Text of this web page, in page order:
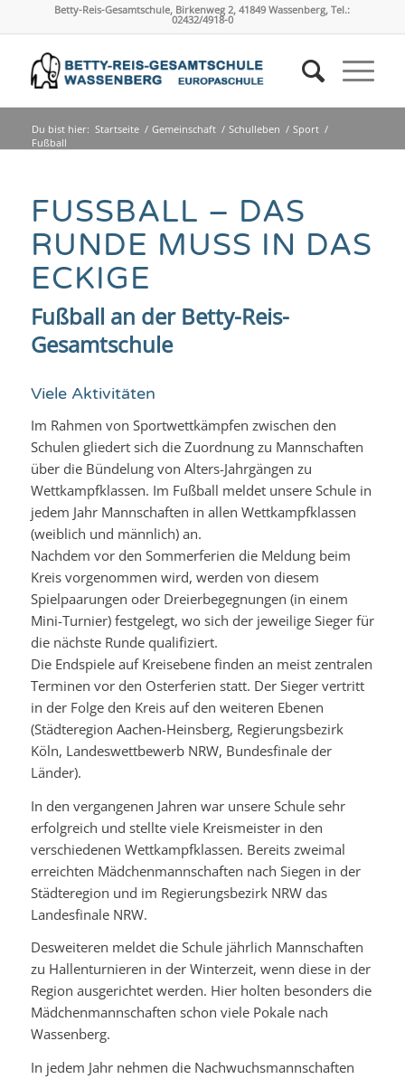
Betty-Reis-Gesamtschule, Birkenweg 2, 41849 Wassenberg, Tel.:
02432/4918-0
Du bist hier: Startseite / Gemeinschaft / Schulleben / Sport /
Fußball
FUSSBALL – DAS R
UNDE MUSS IN DAS E
CKIGE
Fußball an der Betty-Reis-
Gesamtschule
Viele Aktivitäten
Im Rahmen von Sportwettkämpfen zwischen den
Schulen gliedert sich die Zuordnung zu Mannschaften
über die Bündelung von Alters-Jahrgängen zu
Wettkampfklassen. Im Fußball meldet unsere Schule in
jedem Jahr Mannschaften in allen Wettkampfklassen
(weiblich und männlich) an.
Nachdem vor den Sommerferien die Meldung beim
Kreis vorgenommen wird, werden von diesem
Spielpaarungen oder Dreierbegegnungen (in einem
Mini-Turnier) festgelegt, wo sich der jeweilige Sieger für
die nächste Runde qualifiziert.
Die Endspiele auf Kreisebene finden an meist zentralen
Terminen vor den Osterferien statt. Der Sieger vertritt
in der Folge den Kreis auf den weiteren Ebenen
(Städteregion Aachen-Heinsberg, Regierungsbezirk
Köln, Landeswettbewerb NRW, Bundesfinale der
Länder).
In den vergangenen Jahren war unsere Schule sehr
erfolgreich und stellte viele Kreismeister in den
verschiedenen Wettkampfklassen. Bereits zweimal
erreichten Mädchenmannschaften nach Siegen in der
Städteregion und im Regierungsbezirk NRW das
Landesfinale NRW.
Desweiteren meldet die Schule jährlich Mannschaften
zu Hallenturnieren in der Winterzeit, wenn diese in der
Region ausgerichtet werden. Hier holten besonders die
Mädchenmannschaften schon viele Pokale nach
Wassenberg.
In jedem Jahr nehmen die Nachwuchsmannschaften